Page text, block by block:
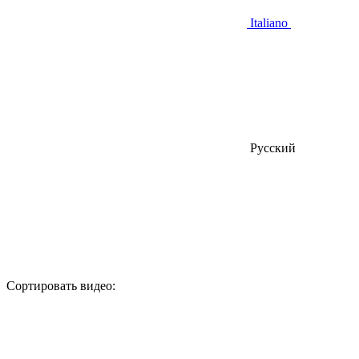
Italiano
Русский
Сортировать видео: